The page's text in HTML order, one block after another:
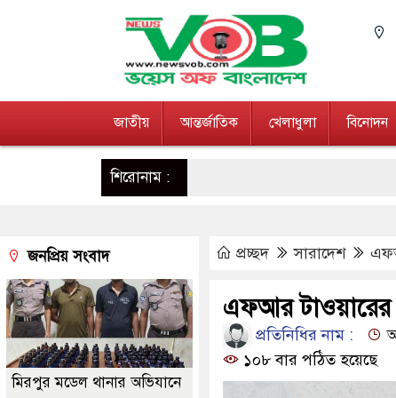
জাতীয় আন্তর্জাতিক খেলাধুলা বিনোদন
শিরোনাম :
প্রচ্ছদ সারাদেশ
এফআর
প্রতিনিধির নাম :
১০৮ বার পঠিত হয়েছে
জনপ্রিয় সংবাদ
মিরপুর মডেল থানার অভিযানে